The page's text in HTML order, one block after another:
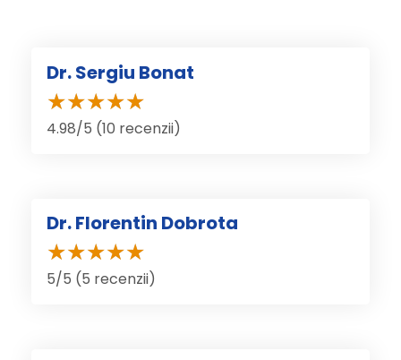
Dr. Sergiu Bonat
4.98/5 (10 recenzii)
Dr. Florentin Dobrota
5/5 (5 recenzii)